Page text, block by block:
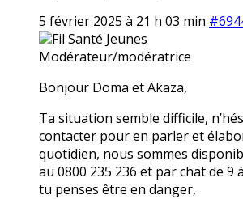
5 février 2025 à 21 h 03 min
Fil Santé Jeunes
Modérateur/modératrice
Bonjour Doma et Akaza,
Ta situation semble difficile,
contacter pour en parler et
quotidien, nous sommes
au 0800 235 236 et par chat de 9
tu penses être en danger,